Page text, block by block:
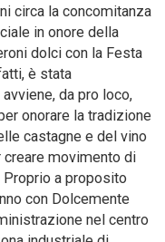
circa la concomitanza
in onore della
dolci con la Festa
è stata
da pro loco,
onorare la tradizione
castagne e del vino
creare movimento di
a proposito
con Dolcemente
nel centro